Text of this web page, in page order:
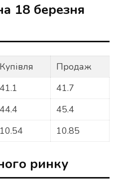
18 березня
Купівля
Продаж
41.1
41.7
44.4
45.4
10.54 10.85
ринку